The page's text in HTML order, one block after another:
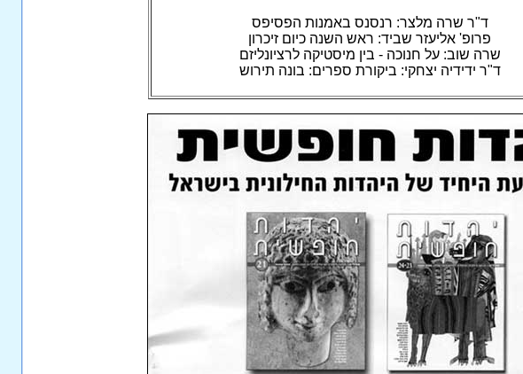
ד"ר שרה מלצר: רנסנס באמנות הפסיפס
פרופ' אליעזר שביד: ראש השנה כיום זיכרון
שרה שוב: על חנוכה - בין מיסטיקה לרציונליזם
ד"ר ידידיה יצחקי: ביקורת ספרים: בונה תירוש